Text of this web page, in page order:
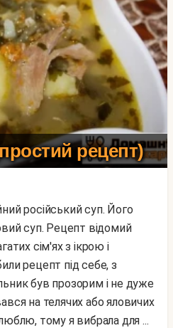
рецепт)
суп. Рецепт відомий
сім'ях з ікрою і
рецепт під себе, з
був прозорим і не дуже
на телячих або яловичих
тому я вибрала для ...